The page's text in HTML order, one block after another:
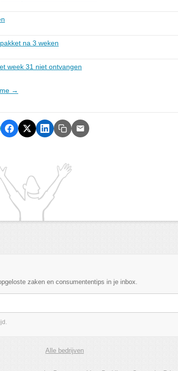
na 3 weken
week 31 niet ontvangen
→
zaken en consumententips in je inbox.
Alle bedrijven